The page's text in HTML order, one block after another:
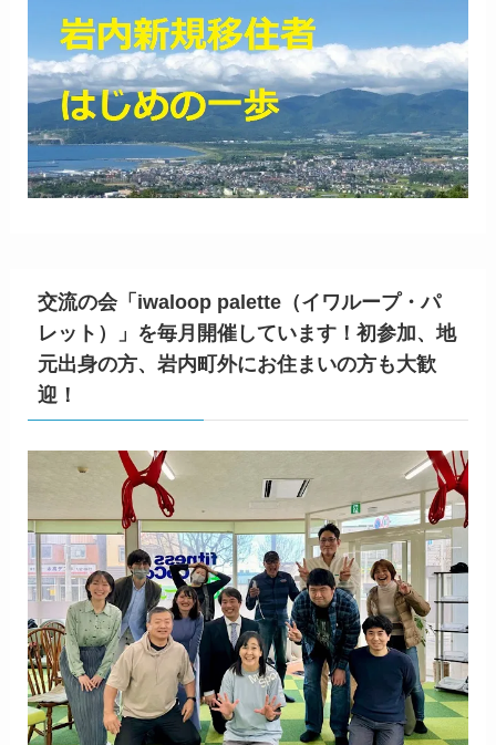
交流の会「iwaloop palette（イワループ・パ
レット）」を毎月開催しています！初参加、地
元出身の方、岩内町外にお住まいの方も大歓
迎！